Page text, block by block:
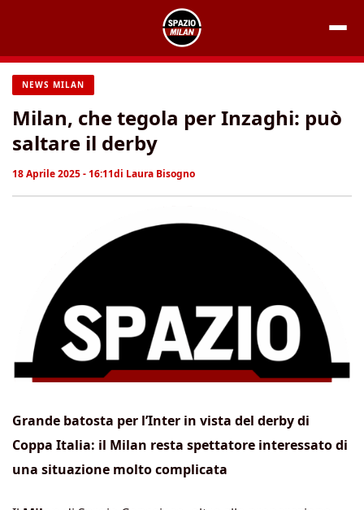
contenuto
NEWS MILAN
Milan, che tegola per Inzaghi: può
saltare il derby
18 Aprile 2025 - 16:11di Laura Bisogno
Grande batosta per l’Inter in vista del derby di
Coppa Italia: il Milan resta spettatore interessato di
una situazione molto complicata